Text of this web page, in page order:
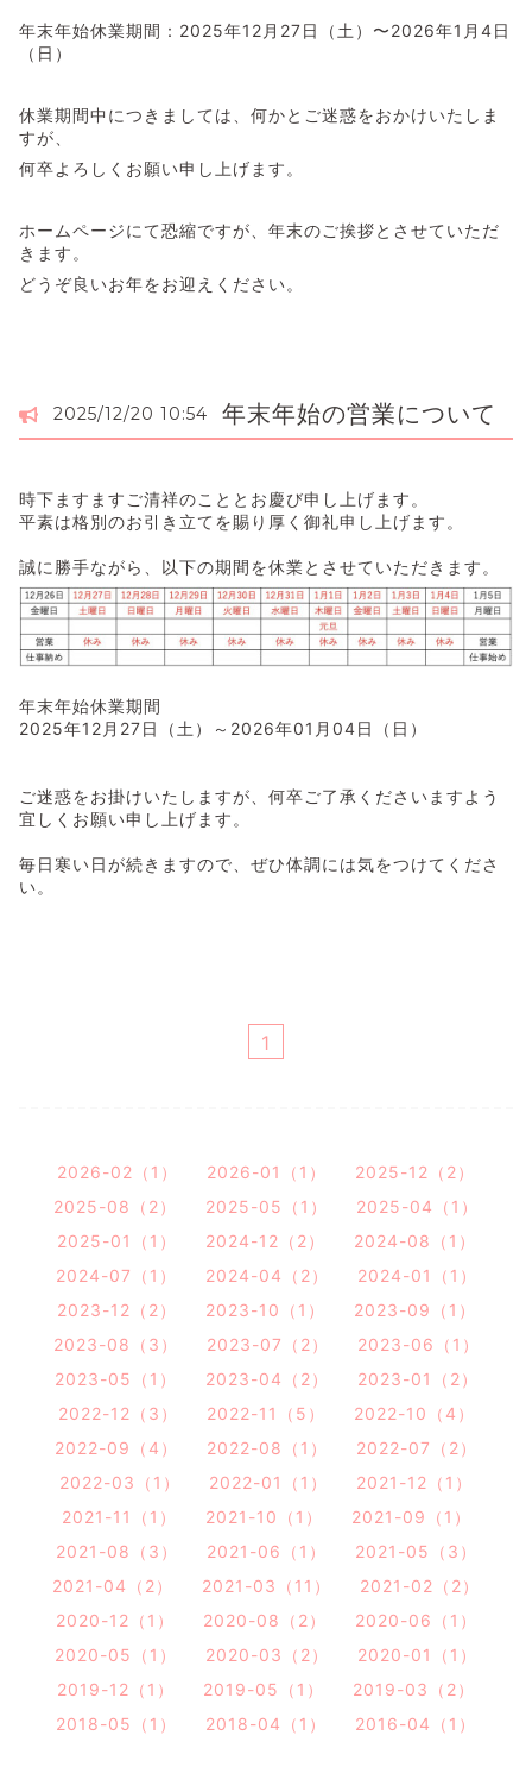
年末年始休業期間：2025年12月27日（土）〜2026年1月4日
（日）
休業期間中につきましては、何かとご迷惑をおかけいたしま
すが、
何卒よろしくお願い申し上げます。
ホームページにて恐縮ですが、年末のご挨拶とさせていただ
きます。
どうぞ良いお年をお迎えください。
2025/12/20 10:54 年末年始の営業について
時下ますますご清祥のこととお慶び申し上げます。
平素は格別のお引き立てを賜り厚く御礼申し上げます。
誠に勝手ながら、以下の期間を休業とさせていただきます。
年末年始休業期間
2025年12月27日（土）～2026年01月04日（日）
ご迷惑をお掛けいたしますが、何卒ご了承くださいますよう
宜しくお願い申し上げます。
毎日寒い日が続きますので、ぜひ体調には気をつけてくださ
い。
1
2026-02（1） 2026-01（1）
2025-12（2）
2025-08（2）
2025-05（1）
2025-04（1）
2025-01（1）
2024-12（2）
2024-08（1）
2024-07（1）
2024-04（2）
2024-01（1）
2023-12（2）
2023-10（1）
2023-09（1）
2023-08（3）
2023-07（2）
2023-06（1）
2023-05（1）
2023-04（2）
2023-01（2）
2022-12（3）
2022-11（5）
2022-10（4）
2022-09（4）
2022-08（1）
2022-07（2）
2022-03（1）
2022-01（1）
2021-12（1）
2021-11（1）
2021-10（1）
2021-09（1）
2021-08（3）
2021-06（1）
2021-05（3）
2021-04（2）
2021-03（11）
2021-02（2）
2020-12（1）
2020-08（2）
2020-06（1）
2020-05（1）
2020-03（2）
2020-01（1）
2019-12（1）
2019-05（1）
2019-03（2）
2018-05（1）
2018-04（1） 2016-04（1）